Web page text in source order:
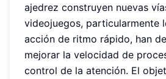
ajedrez construyen nuevas
videojuegos, particularmente
acción de ritmo rápido, han
mejorar la velocidad de
control de la atención. El